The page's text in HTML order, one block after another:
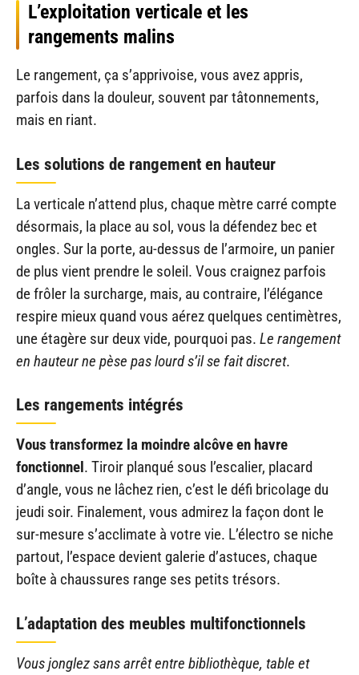
L’exploitation verticale et les
rangements malins
Le rangement, ça s’apprivoise, vous avez appris,
parfois dans la douleur, souvent par tâtonnements,
mais en riant.
Les solutions de rangement en hauteur
La verticale n’attend plus, chaque mètre carré compte
désormais, la place au sol, vous la défendez bec et
ongles. Sur la porte, au-dessus de l’armoire, un panier
de plus vient prendre le soleil. Vous craignez parfois
de frôler la surcharge, mais, au contraire, l’élégance
respire mieux quand vous aérez quelques centimètres,
une étagère sur deux vide, pourquoi pas. Le rangement
en hauteur ne pèse pas lourd s’il se fait discret.
Les rangements intégrés
Vous transformez la moindre alcôve en havre
fonctionnel. Tiroir planqué sous l’escalier, placard
d’angle, vous ne lâchez rien, c’est le défi bricolage du
jeudi soir. Finalement, vous admirez la façon dont le
sur-mesure s’acclimate à votre vie. L’électro se niche
partout, l’espace devient galerie d’astuces, chaque
boîte à chaussures range ses petits trésors.
L’adaptation des meubles multifonctionnels
Vous jonglez sans arrêt entre bibliothèque, table et